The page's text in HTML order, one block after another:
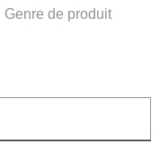
Genre de produit